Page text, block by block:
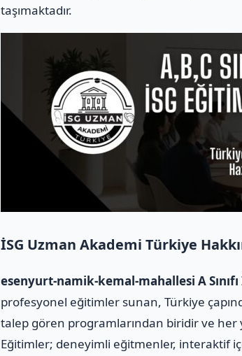
taşımaktadır.
İSG Uzman Akademi Türkiye
esenyurt-namik-kemal-mahallesi A
profesyonel eğitimler sunan, Türkiye
talep gören programlarından biridir ve her
Eğitimler; deneyimli eğitmenler, interaktif